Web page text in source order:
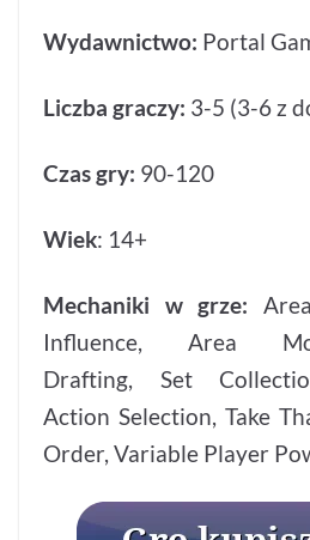
Wydawnictwo: Portal
Liczba graczy: 3-5 (3-6 z
Czas gry: 90-120
Wiek: 14+
Mechaniki w grze:
Influence, Area
Drafting, Set
Action Selection, Take
Order, Variable Player